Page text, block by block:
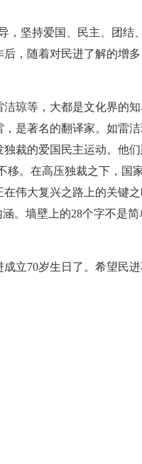
坚持爱国、民主、团结
，随着对民进了解的增
琼等，大都是文化界的
是著名的翻译家。如雷
裁的爱国民主运动。他
移。在高压独裁之下，国
伟大复兴之路上的关键
。墙壁上的28个字不是
成立70岁生日了。希望民